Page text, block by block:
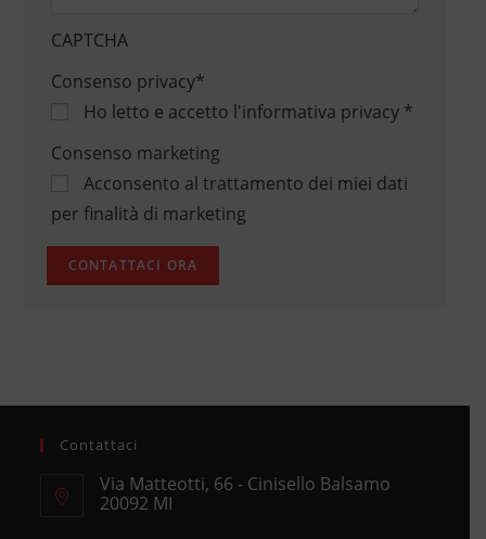
CAPTCHA
Consenso privacy*
Ho letto e accetto l'informativa privacy*
Consenso marketing
Acconsento al trattamento dei miei dati
per finalità di marketing
Contattaci
Via Matteotti, 66 - Cinisello Balsamo
20092 MI